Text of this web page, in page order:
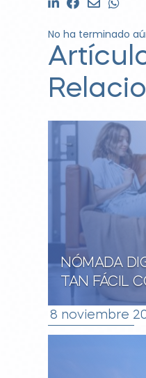
No ha terminado
NÓMADA
TAN FÁCIL
8 noviembre